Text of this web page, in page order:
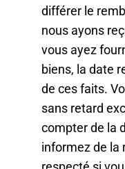
différer le
nous ayons
vous ayez
biens, la date
de ces faits.
sans retard
compter de la
informez de la